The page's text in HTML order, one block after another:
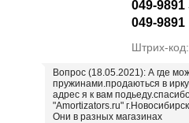
049-9891
049-9891
Штрих-
Вопрос (18.05.2021): А где
пружинами.продаються в
адрес я к вам
"Amortizators.ru"
Они в разных магазинах